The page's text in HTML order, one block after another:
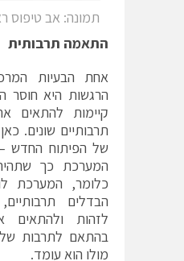
תמונה: אב טיפוס
התאמה תרבותית
אחת הבעיות
הרגשות היא חוסר
קיימות להתאים
תרבותיים שונים.
של הפיתוח החדש
המערכת כך
כלומר, המערכת
הבדלים
לזהות ולהתאים
בהתאם לתרבות
מולו הוא עומד.